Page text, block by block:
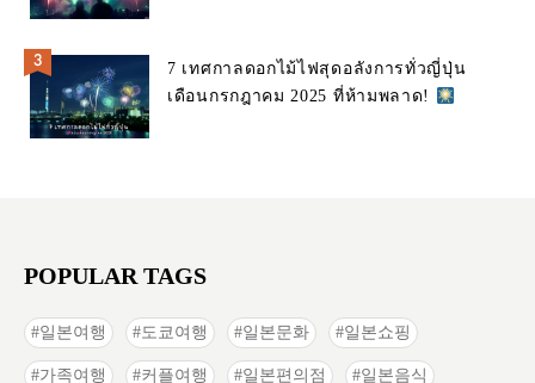
7 เทศกาลดอกไม้ไฟสุดอลังการทั่วญี่ปุ่น
เดือนกรกฎาคม 2025 ที่ห้ามพลาด!
POPULAR TAGS
일본여행 도쿄여행 일본문화 일본쇼핑
가족여행 커플여행 일본편의점 일본음식